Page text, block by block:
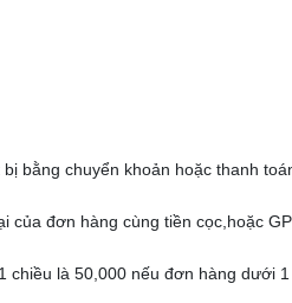
bằng chuyển khoản hoặc thanh
của đơn hàng cùng tiền cọc,hoặc
là 50,000 nếu đơn hàng dưới 1